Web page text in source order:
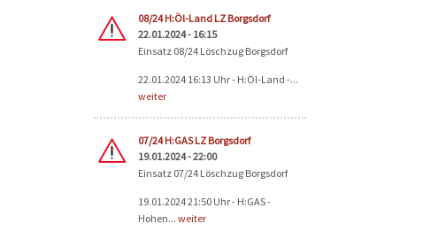
08/24 H:Öl-Land LZ Borgsdorf
22.01.2024 - 16:15
Einsatz 08/24 Löschzug Borgsdorf
22.01.2024 16:13 Uhr - H:Öl-Land -...
weiter
07/24 H:GAS LZ Borgsdorf
19.01.2024 - 22:00
Einsatz 07/24 Löschzug Borgsdorf
19.01.2024 21:50 Uhr - H:GAS -
Hohen... weiter